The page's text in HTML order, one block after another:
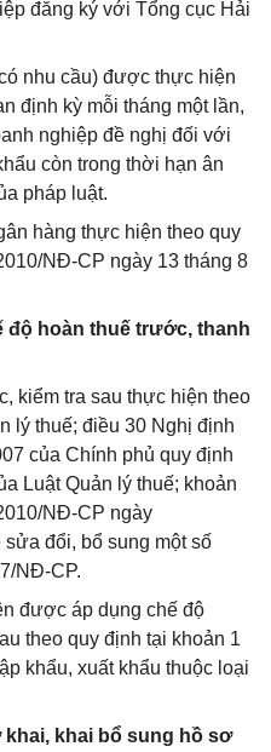
đăng ký với Tổng cục Hải
nhu cầu) được thực hiện
định kỳ mỗi tháng một lần,
nghiệp đề nghị đối với
còn trong thời hạn ân
pháp luật.
hàng thực hiện theo quy
NĐ-CP ngày 13 tháng 8
độ hoàn thuế trước, thanh
kiểm tra sau thực hiện theo
lý thuế; điều 30 Nghị định
của Chính phủ quy định
Luật Quản lý thuế; khoản
NĐ-CP ngày
đổi, bổ sung một số
NĐ-CP.
được áp dụng chế độ
theo quy định tại khoản 1
khẩu, xuất khẩu thuộc loại
khai bổ sung hồ sơ